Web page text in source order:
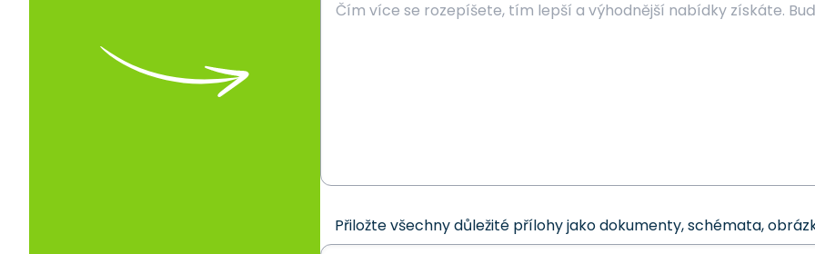
Přiložte všechny důležité přílohy jako dokumenty, schémata,